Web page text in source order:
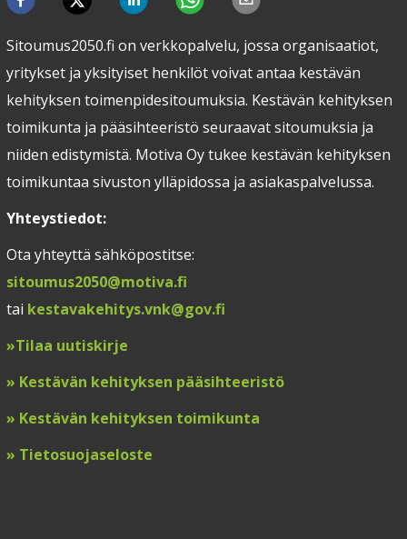
Sitoumus2050.fi on verkkopalvelu, jossa organisaatiot,
yritykset ja yksityiset henkilöt voivat antaa kestävän
kehityksen toimenpidesitoumuksia. Kestävän kehityksen
toimikunta ja pääsihteeristö seuraavat sitoumuksia ja
niiden edistymistä. Motiva Oy tukee kestävän kehityksen
toimikuntaa sivuston ylläpidossa ja asiakaspalvelussa.
Yhteystiedot:
Ota yhteyttä sähköpostitse:
sitoumus2050@motiva.fi
tai kestavakehitys.vnk@gov.fi
»Tilaa uutiskirje
» Kestävän kehityksen pääsihteeristö
» Kestävän kehityksen toimikunta
» Tietosuojaseloste